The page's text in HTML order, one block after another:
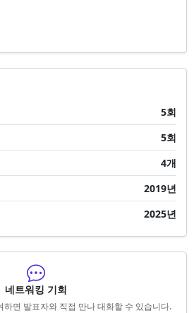
5회
5회
4개
2019년
2025년
네트워킹 기회
면 발표자와 직접 만나 대화할 수 있습니다.